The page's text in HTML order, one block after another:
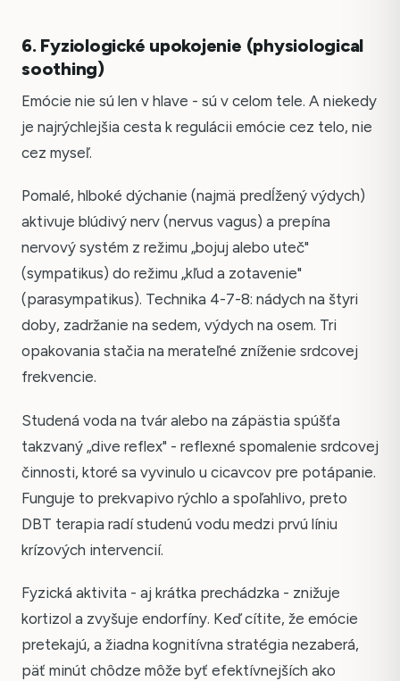
6. Fyziologické upokojenie (physiological
soothing)
Emócie nie sú len v hlave - sú v celom tele. A niekedy
je najrýchlejšia cesta k regulácii emócie cez telo, nie
cez myseľ.
Pomalé, hlboké dýchanie (najmä predĺžený výdych)
aktivuje blúdivý nerv (nervus vagus) a prepína
nervový systém z režimu „bojuj alebo uteč"
(sympatikus) do režimu „kľud a zotavenie"
(parasympatikus). Technika 4-7-8: nádych na štyri
doby, zadržanie na sedem, výdych na osem. Tri
opakovania stačia na merateľné zníženie srdcovej
frekvencie.
Studená voda na tvár alebo na zápästia spúšťa
takzvaný „dive reflex" - reflexné spomalenie srdcovej
činnosti, ktoré sa vyvinulo u cicavcov pre potápanie.
Funguje to prekvapivo rýchlo a spoľahlivo, preto
DBT terapia radí studenú vodu medzi prvú líniu
krízových intervencií.
Fyzická aktivita - aj krátka prechádzka - znižuje
kortizol a zvyšuje endorfíny. Keď cítite, že emócie
pretekajú, a žiadna kognitívna stratégia nezaberá,
päť minút chôdze môže byť efektívnejších ako